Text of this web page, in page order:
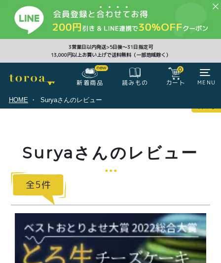
3営業日以内発送>5日後〜31日指定可
13,000円以上お買い上げで送料無料（一部地域除く）
新着商品 読みもの
0
カート MENU
CLOSE
0
注文履歴 会員登録情報 ポイント
商品一覧
とろ生ガトーショコラ
とろ生チーズケーキ
HOME Suryaさんのレビュー
Suryaさんのレビュー
5